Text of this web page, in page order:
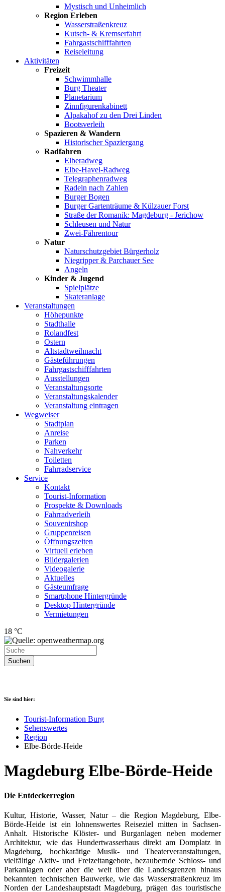
Mystisch und Unheimlich
Region Erleben
Wasserstraßenkreuz
Kutsch- & Kremserfahrt
Fahrgastschifffahrten
Reiseleitung
Aktivitäten
Freizeit
Schwimmhalle
Burg Theater
Planetarium
Zinnfigurenkabinett
Alpakahof zu den Drei Linden
Bootsverleih
Spazieren & Wandern
Historischer Spaziergang
Radfahren
Elberadweg
Elbe-Havel-Radweg
Telegraphenradweg
Radeln nach Zahlen
Burger Bogen
Burger Gartenträume & Külzauer Forst
Straße der Romanik: Magdeburg - Jerichow
Schleusen und Natur
Zwei-Fährentour
Natur
Naturschutzgebiet Bürgerholz
Niegripper & Parchauer See
Angeln
Kinder & Jugend
Spielplätze
Skateranlage
Veranstaltungen
Höhepunkte
Stadthalle
Rolandfest
Ostern
Altstadtweihnacht
Gästeführungen
Fahrgastschifffahrten
Ausstellungen
Veranstaltungsorte
Veranstaltungskalender
Veranstaltung eintragen
Wegweiser
Stadtplan
Anreise
Parken
Nahverkehr
Toiletten
Fahrradservice
Service
Kontakt
Tourist-Information
Prospekte & Downloads
Fahrradverleih
Souvenirshop
Gruppenreisen
Öffnungszeiten
Virtuell erleben
Bildergalerien
Videogalerie
Aktuelles
Gästeumfrage
Smartphone Hintergründe
Desktop Hintergründe
Vermietungen
18 °C
Suchen
Sie sind hier:
Tourist-Information Burg
Sehenswertes
Region
Elbe-Börde-Heide
Magdeburg Elbe-Börde-Heide
Die Entdeckerregion
Kultur, Historie, Wasser, Natur – die Region Magdeburg, Elbe-
Börde-Heide ist ein lohnenswertes Reiseziel mitten in Sachsen-
Anhalt. Historische Klöster- und Burganlagen neben moderner
Architektur, wie das Hundertwasserhaus direkt am Domplatz in
Magdeburg, hochkarätige Musik- und Theaterveranstaltungen,
vielfältige Aktiv- und Freizeitangebote, bezaubernde Schloss- und
Parkanlagen oder aber die weit über die Landesgrenzen hinaus
bekannten technischen Bauwerke, wie das Wasserstraßenkreuz im
Norden der Landeshauptstadt Magdeburg, prägen das touristische